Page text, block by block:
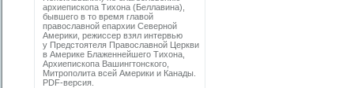
архиепископа Тихона (Беллавина),
бывшего в то время главой
православной епархии Северной
Америки, режиссер взял интервью
у Предстоятеля Православной Церкви
в Америке Блаженнейшего Тихона,
Архиепископа Вашингтонского,
Митрополита всей Америки и Канады.
PDF-версия.